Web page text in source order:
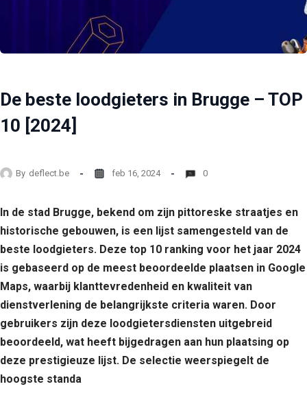
De beste loodgieters in Brugge – TOP
10 [2024]
By deflect.be feb 16, 2024 0
In de stad Brugge, bekend om zijn pittoreske straatjes en
historische gebouwen, is een lijst samengesteld van de
beste loodgieters. Deze top 10 ranking voor het jaar 2024
is gebaseerd op de meest beoordeelde plaatsen in Google
Maps, waarbij klanttevredenheid en kwaliteit van
dienstverlening de belangrijkste criteria waren. Door
gebruikers zijn deze loodgietersdiensten uitgebreid
beoordeeld, wat heeft bijgedragen aan hun plaatsing op
deze prestigieuze lijst. De selectie weerspiegelt de
hoogste standa